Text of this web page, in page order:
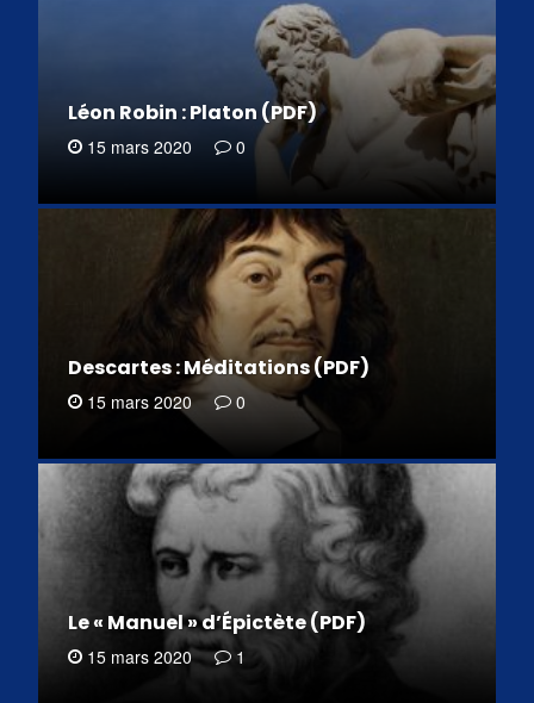
Léon Robin : Platon (PDF)
15 mars 2020 0
Descartes : Méditations (PDF)
15 mars 2020 0
Le « Manuel » d’Épictète (PDF)
15 mars 2020 1